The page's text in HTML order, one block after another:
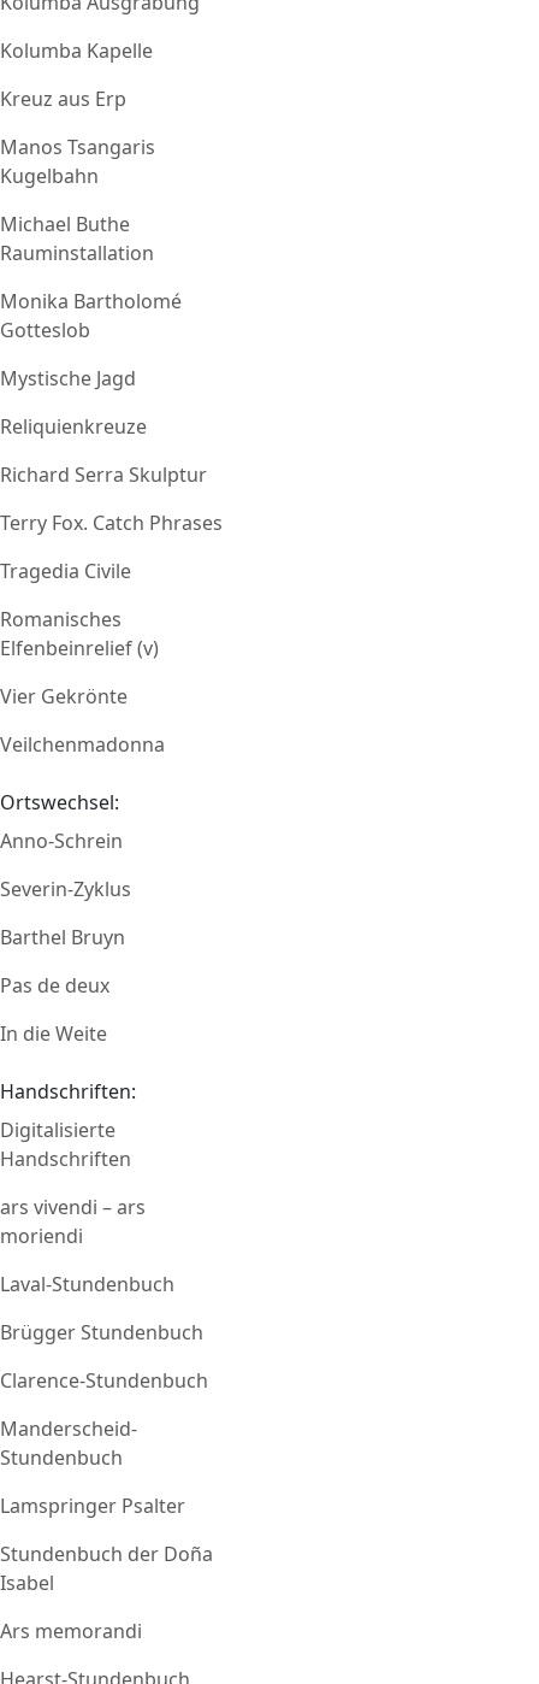
Kolumba Kapelle
Kreuz aus Erp
Manos Tsangaris
Kugelbahn
Michael Buthe
Rauminstallation
Monika Bartholomé
Gotteslob
Mystische Jagd
Reliquienkreuze
Richard Serra Skulptur
Terry Fox. Catch Phrases
Tragedia Civile
Romanisches
Elfenbeinrelief (v)
Vier Gekrönte
Veilchenmadonna
Ortswechsel:
Anno-Schrein
Severin-Zyklus
Barthel Bruyn
Pas de deux
In die Weite
Handschriften:
Digitalisierte
Handschriften
ars vivendi – ars
moriendi
Laval-Stundenbuch
Brügger Stundenbuch
Clarence-Stundenbuch
Manderscheid-
Stundenbuch
Lamspringer Psalter
Stundenbuch der Doña
Isabel
Ars memorandi